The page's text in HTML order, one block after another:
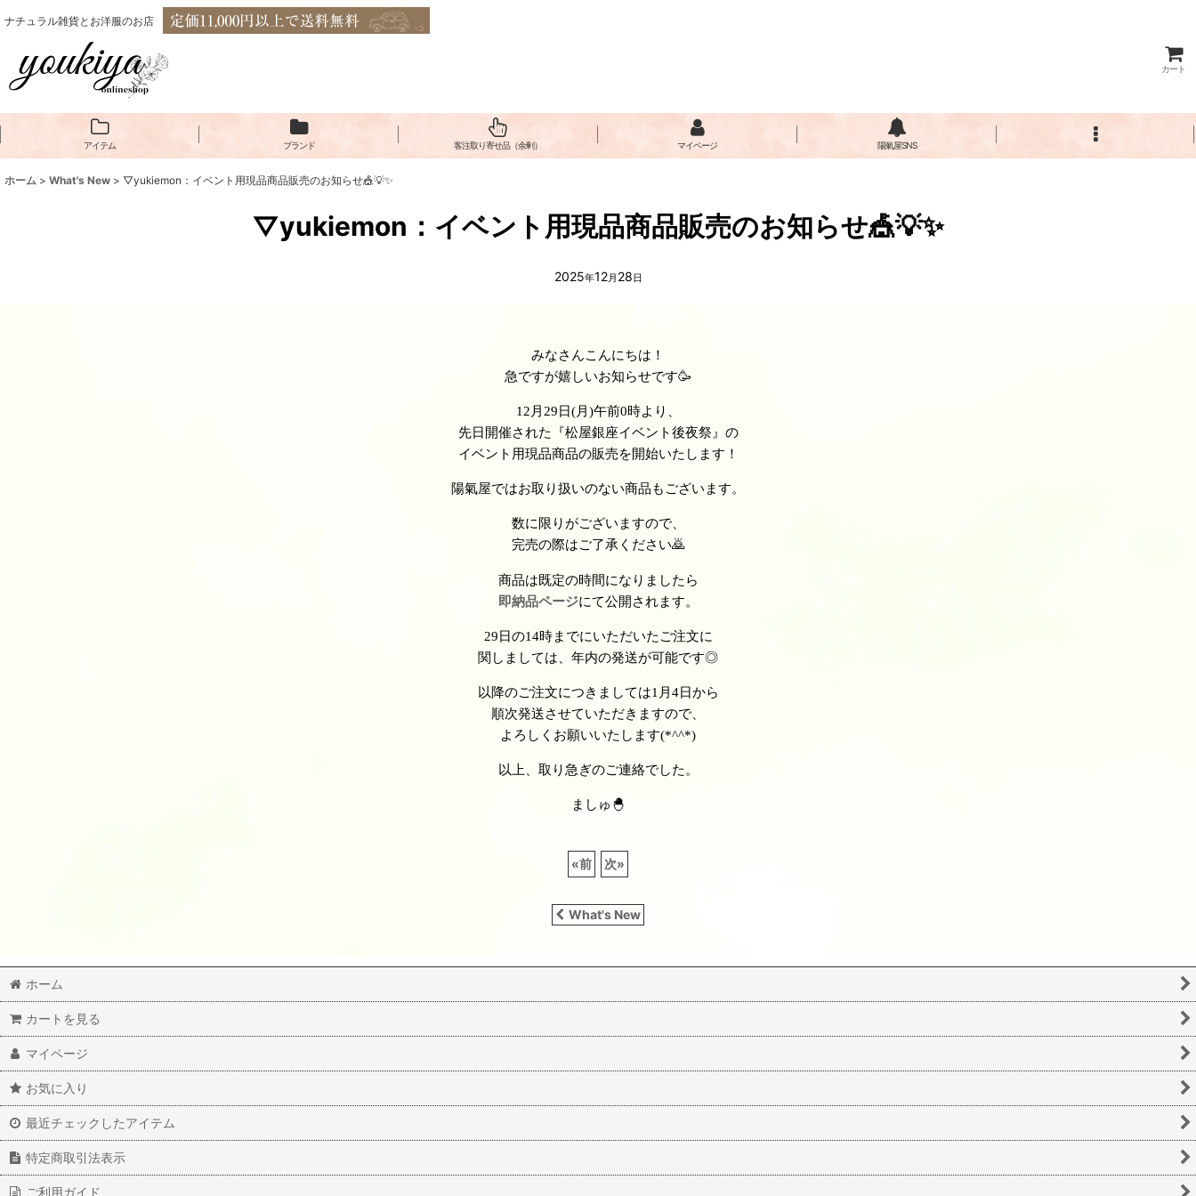
ナチュラル雑貨とお洋服のお店
カート
アイテム ブランド 客注取り寄せ品（余剰） マイページ 陽氣屋SNS
ホーム > What's New > ▽yukiemon：イベント用現品商品販売のお知らせ🎪💡✨
▽yukiemon：イベント用現品商品販売のお知らせ🎪💡✨
2025年12月 28日
みなさんこんにちは！
急ですが嬉しいお知らせです🥳
12月29日(月)午前0時より、
先日開催された『松屋銀座イベント後夜祭』の
イベント用現品商品の販売を開始いたします！
陽氣屋ではお取り扱いのない商品もございます。
数に限りがございますので、
完売の際はご了承ください🙇
商品は既定の時間になりましたら
即納品ページにて公開されます。
29日の14時までにいただいたご注文に
関しましては、年内の発送が可能です◎
以降のご注文につきましては1月4日から
順次発送させていただきますので、
よろしくお願いいたします(*^^*)
以上、取り急ぎのご連絡でした。
ましゅ🐣
«前 次»
What's New
ホーム
カートを見る
マイページ
お気に入り
最近チェックしたアイテム
特定商取引法表示
ご利用ガイド